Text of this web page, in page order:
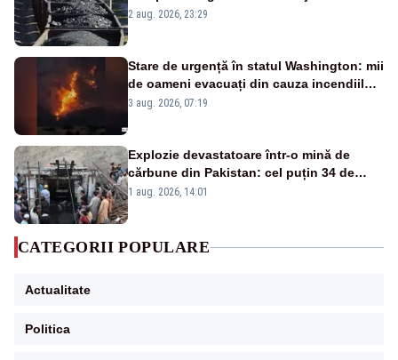
după starea de alertă
2 aug. 2026, 23:29
Stare de urgență în statul Washington: mii
de oameni evacuați din cauza incendiilor
puternice de vegetație
3 aug. 2026, 07:19
Explozie devastatoare într-o mină de
cărbune din Pakistan: cel puțin 34 de
morți - VIDEO
1 aug. 2026, 14:01
CATEGORII POPULARE
Actualitate
Politica